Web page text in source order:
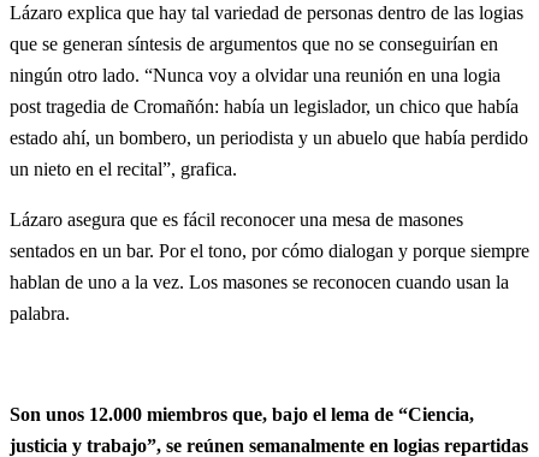
Lázaro explica que hay tal variedad de personas dentro de las logias
que se generan síntesis de argumentos que no se conseguirían en
ningún otro lado. “Nunca voy a olvidar una reunión en una logia
post tragedia de Cromañón: había un legislador, un chico que había
estado ahí, un bombero, un periodista y un abuelo que había perdido
un nieto en el recital”, grafica.
Lázaro asegura que es fácil reconocer una mesa de masones
sentados en un bar. Por el tono, por cómo dialogan y porque siempre
hablan de uno a la vez. Los masones se reconocen cuando usan la
palabra.
Son unos 12.000 miembros que, bajo el lema de “Ciencia,
justicia y trabajo”, se reúnen semanalmente en logias repartidas